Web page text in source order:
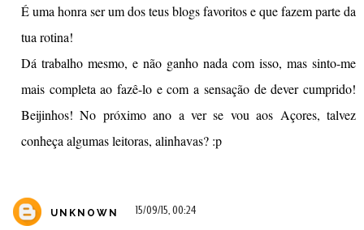
É uma honra ser um dos teus blogs favoritos e que fazem parte da
tua rotina!
Dá trabalho mesmo, e não ganho nada com isso, mas sinto-me
mais completa ao fazê-lo e com a sensação de dever cumprido!
Beijinhos! No próximo ano a ver se vou aos Açores, talvez
conheça algumas leitoras, alinhavas? :p
UNKNOWN 15/09/15, 00:24